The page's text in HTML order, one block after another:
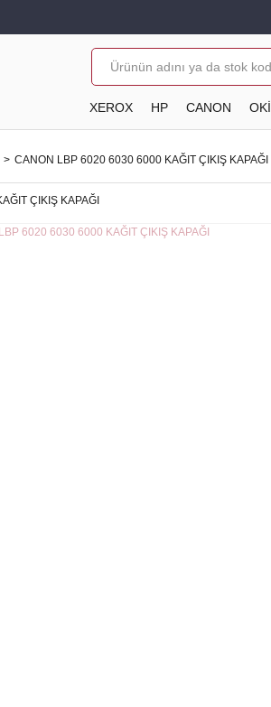
XEROX HP CANON OKİ
CANON LBP 6020 6030 6000 KAĞIT ÇIKIŞ KAPAĞI